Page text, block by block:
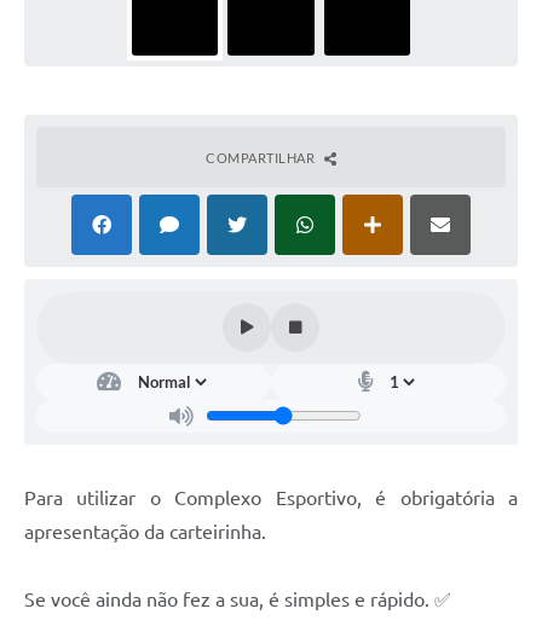
COMPARTILHAR
Para utilizar o Complexo Esportivo, é obrigatória a
apresentação da carteirinha.
Se você ainda não fez a sua, é simples e rápido. ✅